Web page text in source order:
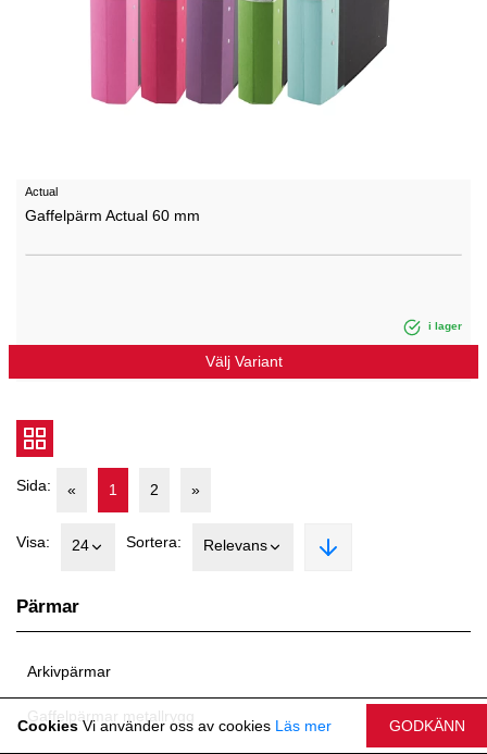
Pärmar
Arkivpärmar
Gaffelpärmar metallrygg
Actual
Gaffelpärm Actual 60 mm
i lager
Välj Variant
Sida: « 1 2 »
Visa: 24 Sortera: Relevans
CookiesVi använder oss av cookies Läs mer GODKÄNN